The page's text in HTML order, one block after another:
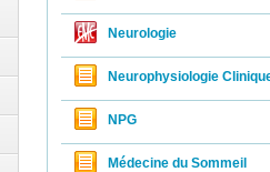
Neurologie
Neurophysiologie
NPG
Médecine du Sommeil